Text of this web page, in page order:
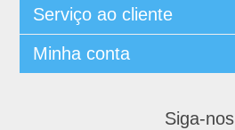
Serviço ao cliente
Minha conta
Siga-nos